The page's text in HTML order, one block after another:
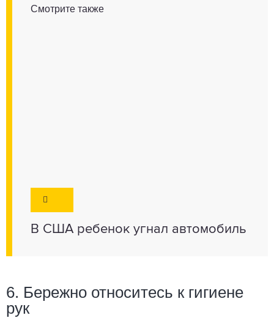
Смотрите также
В США ребенок угнал автомобиль
6. Бережно относитесь к гигиене
рук